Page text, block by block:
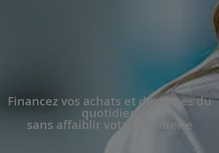
Financez vos achats et dépenses du
quotidien
sans affaiblir votre trésorerie